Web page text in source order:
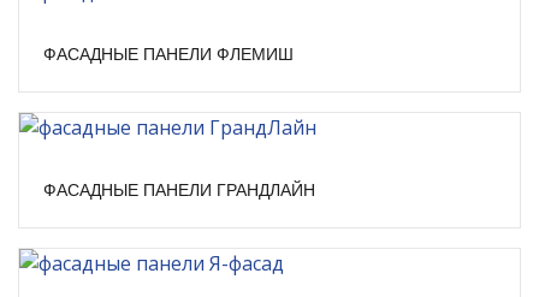
ФАСАДНЫЕ ПАНЕЛИ ФЛЕМИШ
ФАСАДНЫЕ ПАНЕЛИ ГРАНДЛАЙН